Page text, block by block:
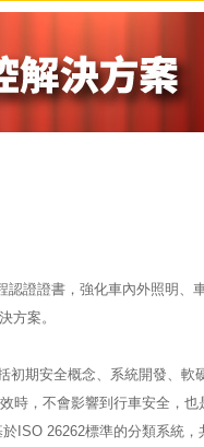
認證證書，強化車內外照明、
方案。
初期安全概念、系統開發、軟
時，不會影響到行車安全，也
ISO 26262標準的分類系統，